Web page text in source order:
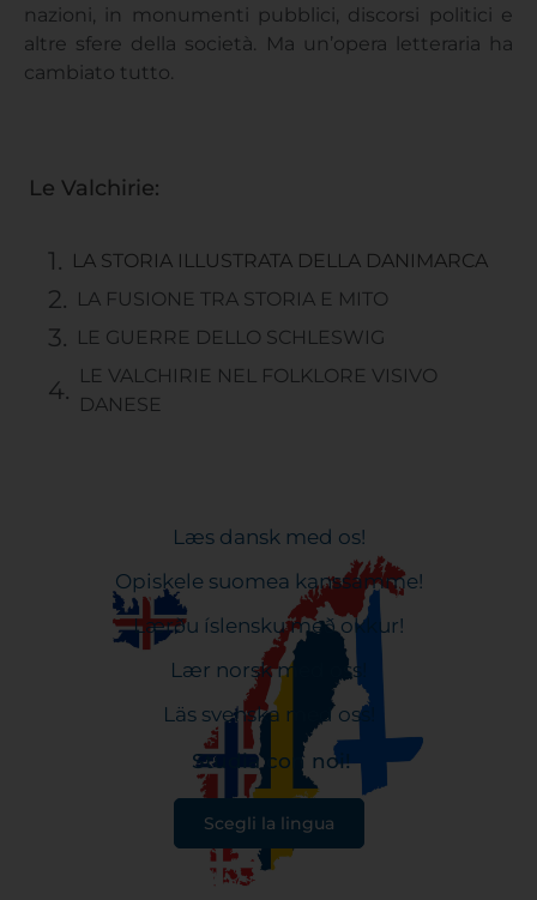
nazioni, in monumenti pubblici, discorsi politici e
altre sfere della società. Ma un’opera letteraria ha
cambiato tutto.
Le Valchirie:
LA STORIA ILLUSTRATA DELLA DANIMARCA
LA FUSIONE TRA STORIA E MITO
LE GUERRE DELLO SCHLESWIG
LE VALCHIRIE NEL FOLKLORE VISIVO
DANESE
Læs dansk med os!
Opiskele suomea kanssamme!
Lærðu íslensku með okkur!
Lær norsk med oss!
Läs svenska med oss!
Studia con noi!
Scegli la lingua